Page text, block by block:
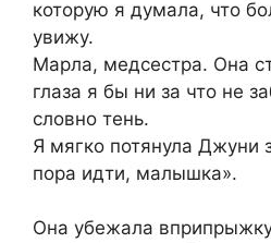
которую я думала, что
увижу.
Марла, медсестра. Она
глаза я бы ни за что не
словно тень.
Я мягко потянула Джуни
пора идти, малышка».
Она убежала